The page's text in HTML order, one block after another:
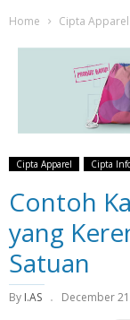
Home Cipta Apparel
Cipta Apparel Cipta
Contoh
yang
Satuan
By I.AS December